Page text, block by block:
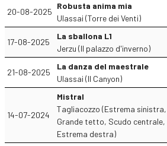
20-08-2025
Robusta anima mia
Ulassai (Torre dei Venti)
17-08-2025
La sballona L1
Jerzu (Il palazzo d'inverno)
21-08-2025
La danza del maestrale
Ulassai (Il Canyon)
14-07-2024
Mistral
Tagliacozzo (Estrema sinistra,
Grande tetto, Scudo centrale,
Estrema destra)